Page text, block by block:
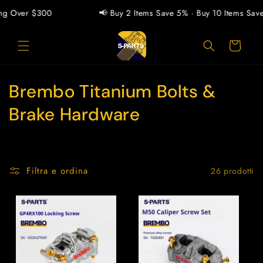
direttamente
Over $300 📢 Buy 2 Items Save 5% · Buy 10 Items
Carrello
C
o
e
Brembo Titanium Bolts &
Brake Hardware
Filtra e ordina 26 prodotti